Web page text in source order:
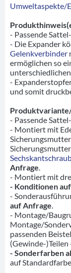
Umweltaspekte/
- Passende
- Die Expander
Gelenkverbinder
ermöglichen so
-
und somit
- Passende
- Montiert mit
Anfrage
- Montiert mit
- Konditionen
-
auf Anfrage
- Montage/
Montage/
passenden
(Gewinde-)Teilen
- Sonderfarben
auf